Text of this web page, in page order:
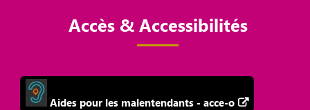
Accès & Accessibilités
Aides pour les malentendants - acce-o